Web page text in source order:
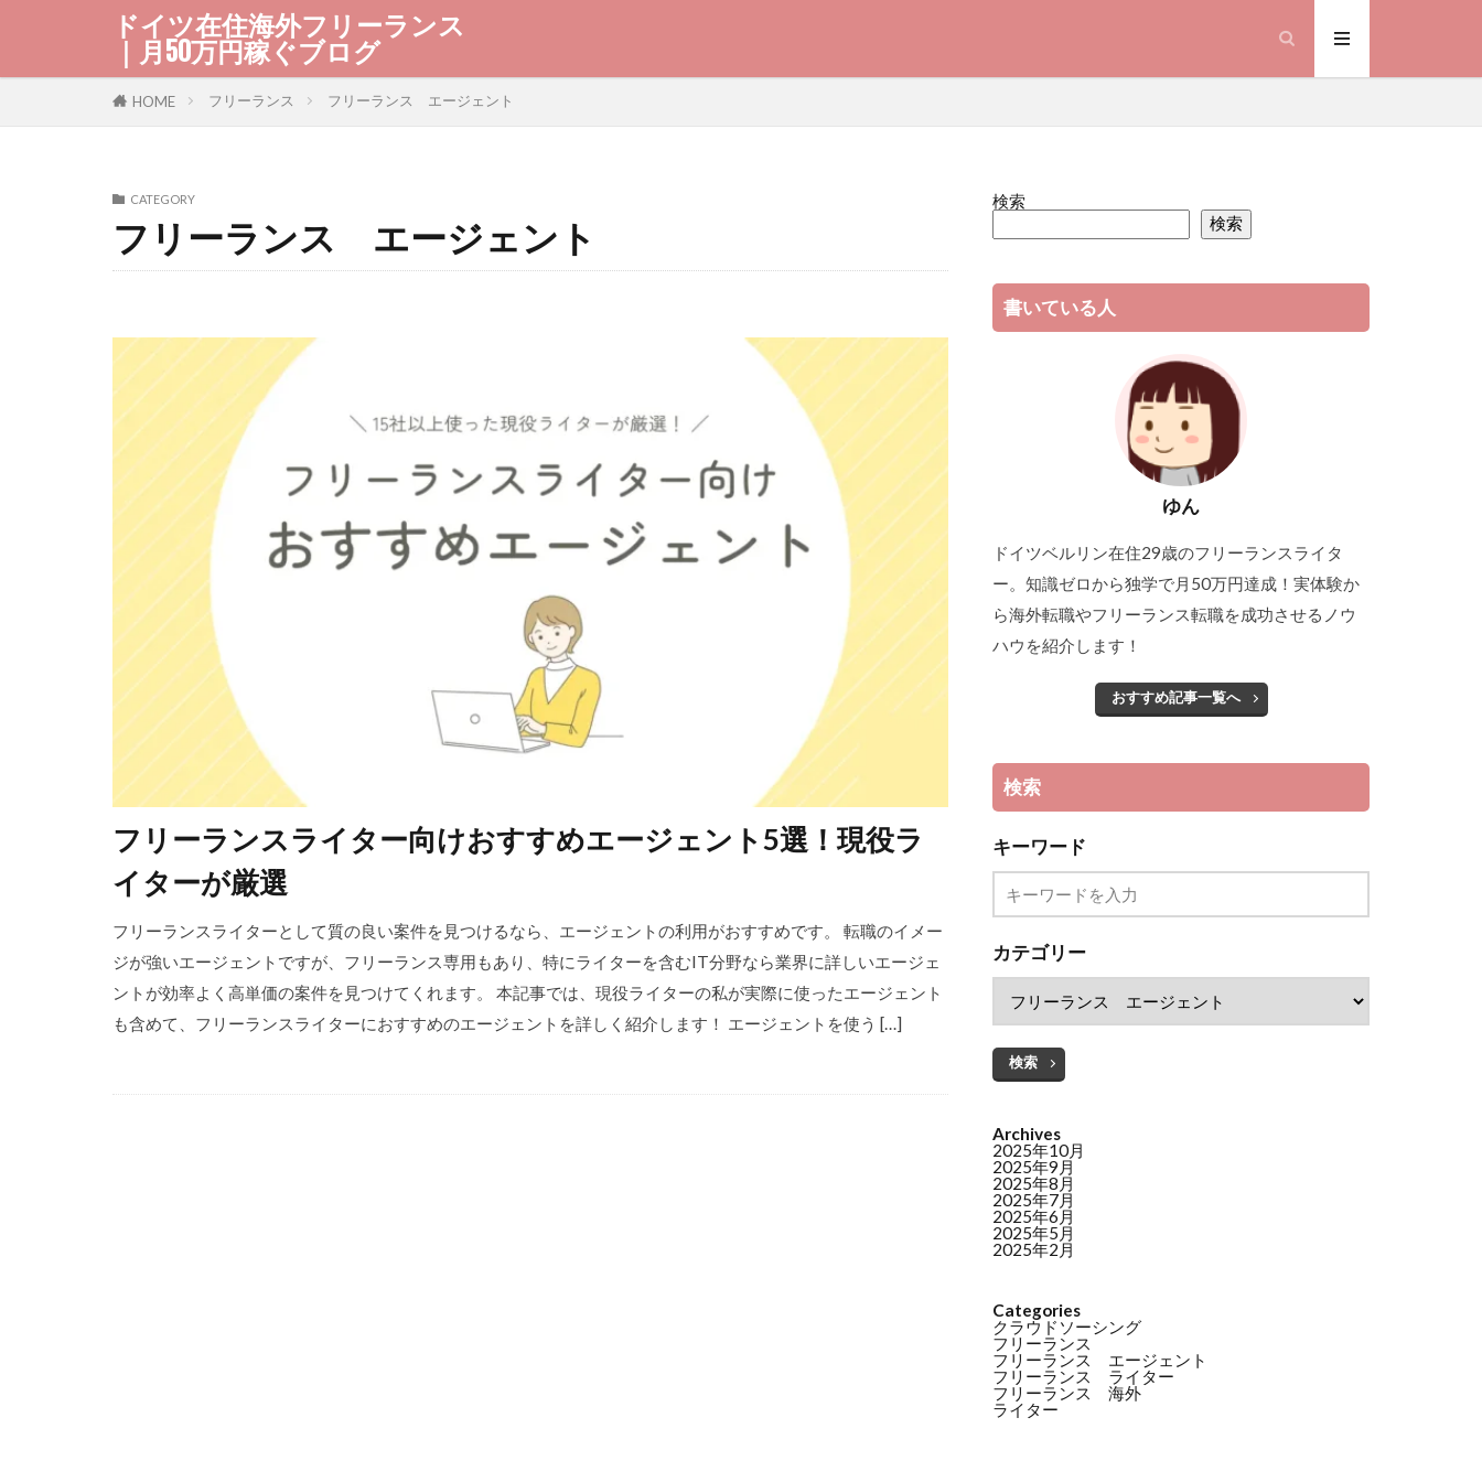
ドイツ在住海外フリーランス
｜月50万円稼ぐブログ
HOME フリーランス フリーランス エージェント
CATEGORY
フリーランス エージェント
フリーランスライター向けおすすめエージェント5選！現役ラ
イターが厳選
フリーランスライターとして質の良い案件を見つけるなら、エージェントの利用がおすすめです。 転職のイメー
ジが強いエージェントですが、フリーランス専用もあり、特にライターを含むIT分野なら業界に詳しいエージェ
ントが効率よく高単価の案件を見つけてくれます。 本記事では、現役ライターの私が実際に使ったエージェント
も含めて、フリーランスライターにおすすめのエージェントを詳しく紹介します！ エージェントを使う […]
検索
検索
書いている人
ゆん
ドイツベルリン在住29歳のフリーランスライタ
ー。知識ゼロから独学で月50万円達成！実体験か
ら海外転職やフリーランス転職を成功させるノウ
ハウを紹介します！
おすすめ記事一覧へ
検索
キーワード
カテゴリー
検索
Archives
2025年10月
2025年9月
2025年8月
2025年7月
2025年6月
2025年5月
2025年2月
Categories
クラウドソーシング
フリーランス
フリーランス エージェント
フリーランス ライター
フリーランス 海外
ライター